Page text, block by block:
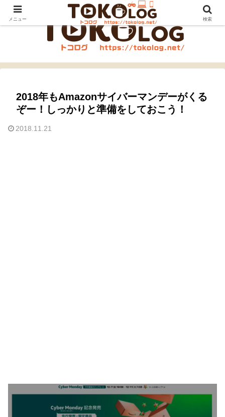
2018年もAmazonサイバーマンデーがくる
ぞー！しっかりと準備をしておこう！
2018.11.21
メニュー 検索